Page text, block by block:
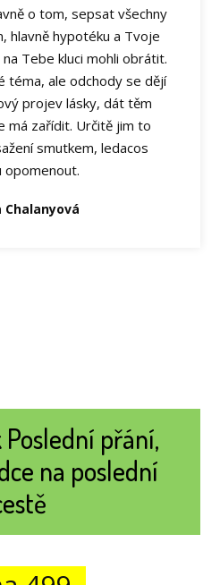
o tom, sepsat všechny
hlavně hypotéku a Tvoje
Tebe kluci mohli obrátit.
téma, ale odchody se dějí
projev lásky, dát těm
má zařídit. Určitě jim to
smutkem, ledacos
opomenout.
Chalanyová
přání,
na poslední